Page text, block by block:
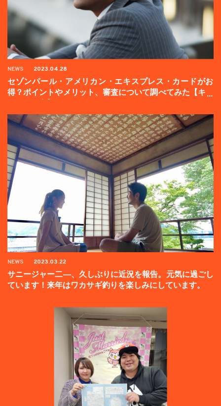
NEWS 2023.04.28
セゾンパール・アメリカン・エキスプレス・カードがお
得？ポイントやメリット、審査について調べてみた【キャ
NEWS 2023.03.22
サニージャー二―、久しぶりに近況を報告。元気に過ごし
ています！来年はワカサギ釣りを楽しみにしています。